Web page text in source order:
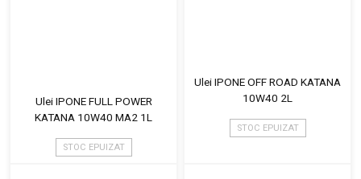
Ulei IPONE FULL POWER
KATANA 10W40 MA2 1L
STOC EPUIZAT
Ulei IPONE OFF ROAD KATANA
10W40 2L
STOC EPUIZAT